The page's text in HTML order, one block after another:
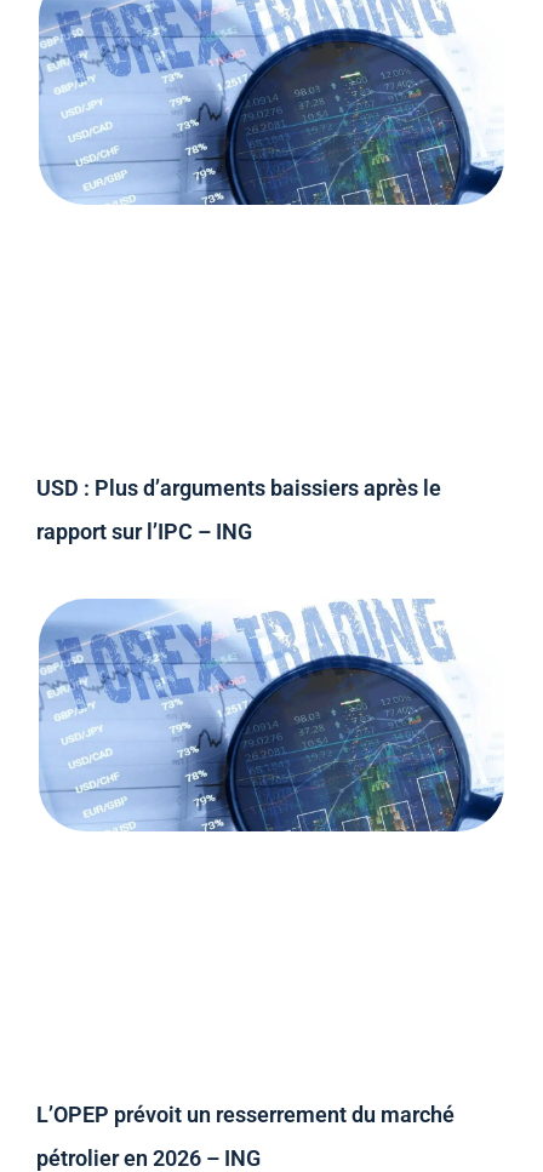
USD : Plus d’arguments baissiers après le
rapport sur l’IPC – ING
L’OPEP prévoit un resserrement du marché
pétrolier en 2026 – ING